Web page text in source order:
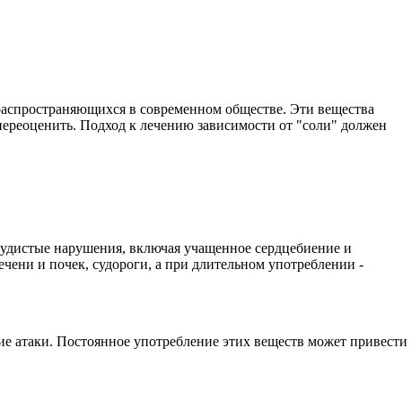
в современном обществе. Эти вещества
Подход к лечению зависимости от "соли" должен
нарушения, включая учащенное сердцебиение и
и почек, судороги, а при длительном употреблении -
атаки. Постоянное употребление этих веществ может привести